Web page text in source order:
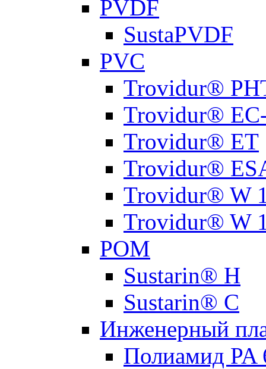
PVDF
SustaPVDF
PVC
Trovidur®
Trovidur®
Trovidur® ET
Trovidur®
Trovidur® W
Trovidur® W
РОМ
Sustarin® H
Sustarin® C
Инженерный
Полиамид PA